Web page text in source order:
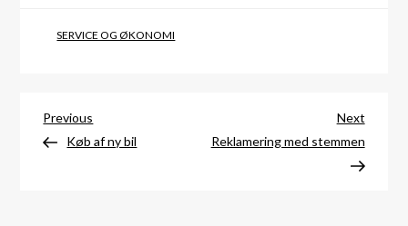
SERVICE OG ØKONOMI
Indlægsnavigation
Previous
Post
Previous
Køb af ny bil
Next
Post
Next
Reklamering med stemmen